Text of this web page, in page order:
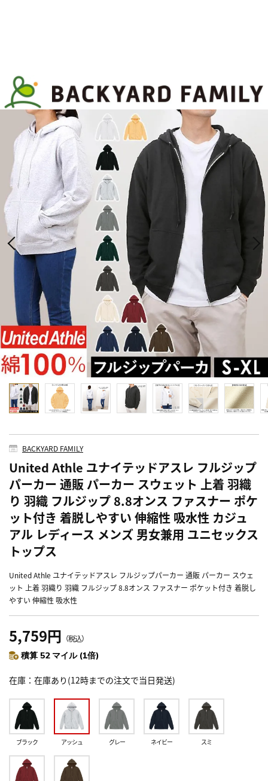
BACKYARD FAMILY
United Athle ユナイテッドアスレ フルジップ
パーカー 通販 パーカー スウェット 上着 羽織
り 羽織 フルジップ 8.8オンス ファスナー ポケ
ット付き 着脱しやすい 伸縮性 吸水性 カジュ
アル レディース メンズ 男女兼用 ユニセックス
トップス
United Athle ユナイテッドアスレ フルジップパーカー 通販 パーカー スウェ
ット 上着 羽織り 羽織 フルジップ 8.8オンス ファスナー ポケット付き 着脱し
やすい 伸縮性 吸水性
5,759円 （税込）
積算 52 マイル (1倍)
在庫 在庫あり(12時までの注文で当日発送)
ブラック アッシュ グレー ネイビー スミ